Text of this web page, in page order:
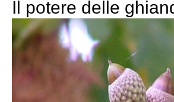
Il potere delle